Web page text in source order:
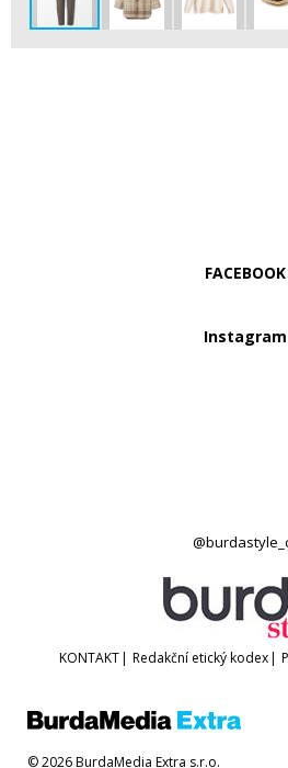
FACEBOOK
Instagram
KONTAKT| Redakční etický kodex|
© 2026 BurdaMedia Extra s.r.o.